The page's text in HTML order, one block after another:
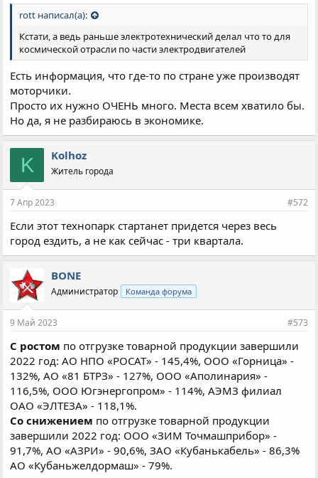
rott написал(а):
Кстати, а ведь раньше электротехнический делал что то для
космической отрасли по части электродвигателей
Есть информация, что где-то по стране уже производят
моторчики.
Просто их нужно ОЧЕНЬ много. Места всем хватило бы.
Но да, я не разбираюсь в экономике.
K Kolhoz
Житель города
7 Апр 2023 #572
Если этот технопарк стартанет придется через весь
город ездить, а не как сейчас - три квартала.
BONE
Администратор Команда форума
9 Май 2023 #573
С ростом по отгрузке товарной продукции завершили
2022 год: АО НПО «РОСАТ» - 145,4%, ООО «Горница» -
132%, АО «81 БТРЗ» - 127%, ООО «Аполинария» -
116,5%, ООО Югэнергопром» - 114%, АЭМЗ филиал
ОАО «ЭЛТЕЗА» - 118,1%.
Со снижением по отгрузке товарной продукции
завершили 2022 год: ООО «ЗИМ Точмашприбор» -
91,7%, АО «АЗРИ» - 90,6%, ЗАО «Кубанькабель» - 86,3%
АО «Кубаньжелдормаш» - 79%.